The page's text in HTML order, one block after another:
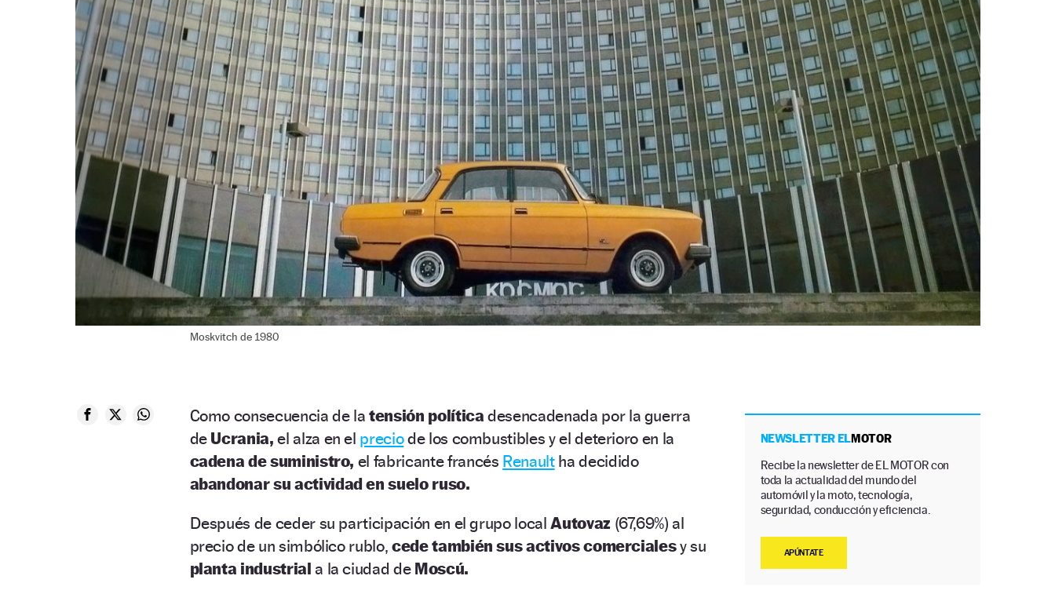
Moskvitch de 1980
Como consecuencia de latensión política desencadenada por la guerra
de Ucrania, el alza en el preciode los combustibles y el deterioro en la
cadena de suministro, el fabricante francés Renaultha decidido
abandonarsu actividad en suelo ruso.
Después de ceder su participación en el grupo localAutovaz (67,69%) al
precio de un simbólico rublo, cede también sus activos comercialesy su
planta industrial a la ciudad de Moscú.
NEWSLETTER ELMOTOR
Recibe la newsletter de EL MOTOR con
toda la actualidad del mundo del
automóvil y la moto, tecnología,
seguridad, conducción y eficiencia.
APÚNTATE